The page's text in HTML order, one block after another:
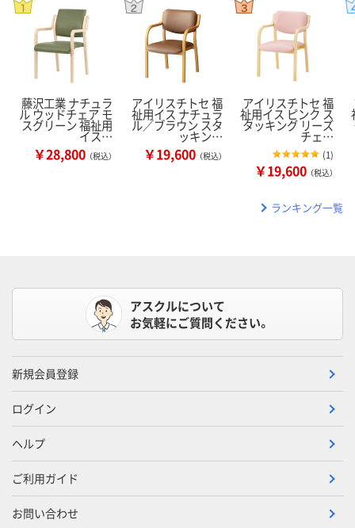
藤沢工業 ナチュラ
ル ウッドチェア モ
スグリーン 福祉用
イス…
￥28,800 （税込）
アイリスチトセ 福
祉用イス ナチュラ
ル／ブラウン スタ
ッキン…
￥19,600 （税込）
アイリスチトセ 福
祉用イス ピンク ス
タッキング リーズ
チェ…
(1)
￥19,600 （税込）
ランキング一覧
アスクルについて
お気軽にご質問ください。
新規会員登録
ログイン
ヘルプ
ご利用ガイド
お問い合わせ